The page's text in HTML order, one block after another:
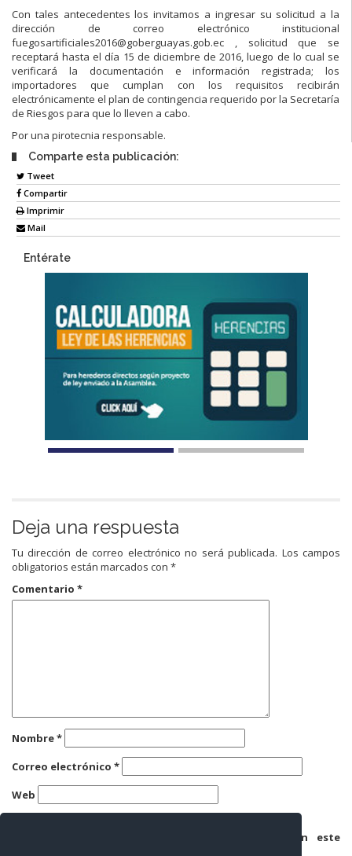
Con tales antecedentes los invitamos a ingresar su solicitud a la
dirección de correo electrónico institucional
fuegosartificiales2016@goberguayas.gob.ec , solicitud que se
receptará hasta el día 15 de diciembre de 2016, luego de lo cual se
verificará la documentación e información registrada; los
importadores que cumplan con los requisitos recibirán
electrónicamente el plan de contingencia requerido por la Secretaría
de Riesgos para que lo lleven a cabo.
Por una pirotecnia responsable.
Comparte esta publicación:
Tweet
Compartir
Imprimir
Mail
Entérate
Deja una respuesta
Tu dirección de correo electrónico no será publicada. Los campos
obligatorios están marcados con *
Comentario *
Nombre*
Correo electrónico *
Web
Guarda mi nombre, correo electrónico y web en este